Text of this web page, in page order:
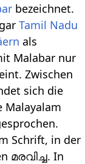
bezeichnet.
Tamil Nadu
als
Malabar nur
Zwischen
sich die
Malayalam
Schrift, in der
മരവിച്ച. In